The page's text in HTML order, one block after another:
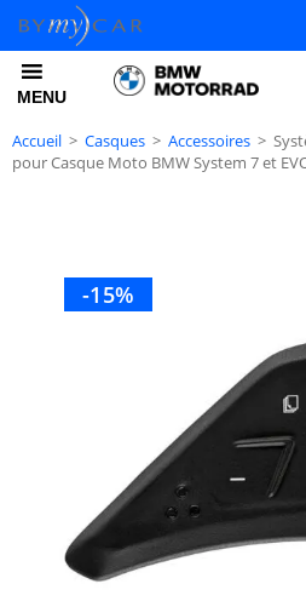
MENU
Accueil > Casques > Accessoires >
pour Casque Moto BMW System 7 et
-15%